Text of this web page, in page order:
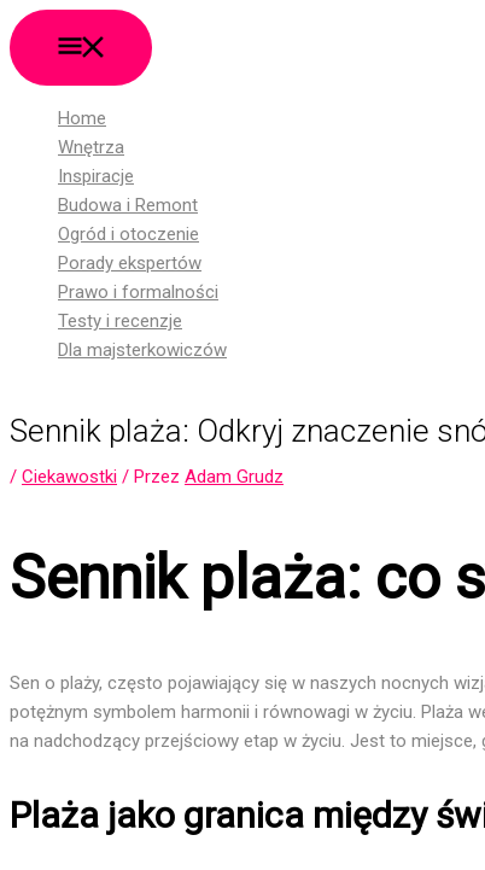
Przejdź
do
treści
Główne
Home
Wnętrza
Inspiracje
Budowa i Remont
Ogród i otoczenie
Porady ekspertów
Prawo i formalności
Testy i recenzje
Dla majsterkowiczów
Sennik plaża: Odkryj znaczenie
/ Ciekawostki / Przez Adam Grudz
Sennik plaża: co
Sen o plaży, często pojawiający się w naszych nocnych
potężnym symbolem harmonii i równowagi w życiu. Plaża
na nadchodzący przejściowy etap w życiu. Jest to miejsce,
Plaża jako granica między